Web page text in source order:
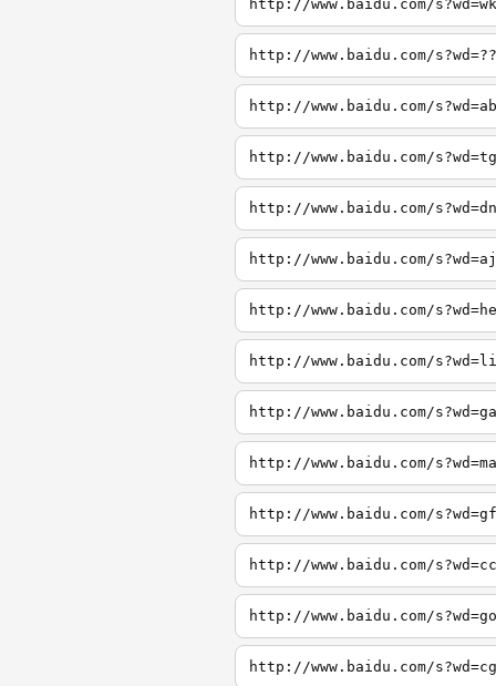
http://www.baidu.com/s?wd=wk
http://www.baidu.com/s?wd=??
http://www.baidu.com/s?wd=ab
http://www.baidu.com/s?wd=tg
http://www.baidu.com/s?wd=dn
http://www.baidu.com/s?wd=aj
http://www.baidu.com/
http://www.baidu.com/
http://www.baidu.com/
http://www.baidu.com/
http://www.baidu.com/
http://www.baidu.com/
http://www.baidu.com/
http://www.baidu.com/